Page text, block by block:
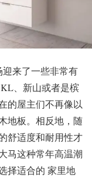
迎来了一些非常有
、新山或者是槟
的屋主们不再像以
地板。相反地，随
舒适度和耐用性才
马这种常年高温潮
择适合的 家里地